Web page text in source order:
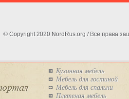
© Copyright 2020 NordRus.org / Все права
Кухонная мебель
Мебель для гостиной
Мебель для спальни
Плетеная мебель